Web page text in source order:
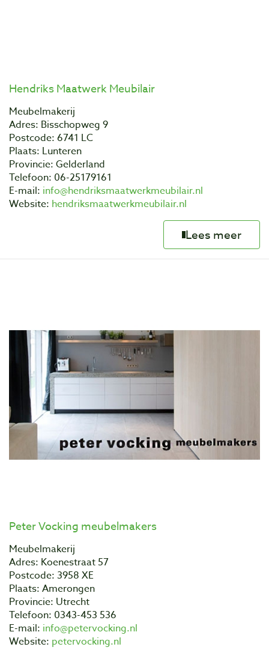
Hendriks Maatwerk Meubilair
Meubelmakerij
Adres: Bisschopweg 9
Postcode: 6741 LC
Plaats: Lunteren
Provincie: Gelderland
Telefoon: 06-25179161
E-mail: info@hendriksmaatwerkmeubilair.nl
Website: hendriksmaatwerkmeubilair.nl
Lees meer
Peter Vocking meubelmakers
Meubelmakerij
Adres: Koenestraat 57
Postcode: 3958 XE
Plaats: Amerongen
Provincie: Utrecht
Telefoon: 0343-453 536
E-mail: info@petervocking.nl
Website: petervocking.nl